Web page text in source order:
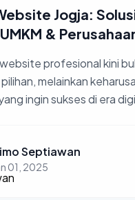
Jogja:
&
profesional kini
melainkan
ingin sukses di era
Septiawan
01, 2025